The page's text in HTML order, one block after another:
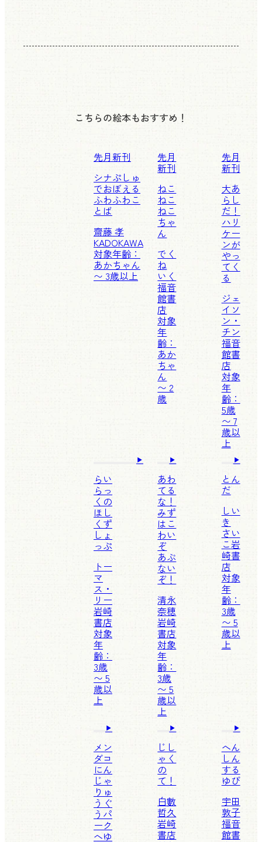
こちらの絵本もおすすめ！
先月新刊
シナぷしゅ
でおぼえる
ふわふわこ
とば
齋藤 孝
KADOKAWA
対象年齢：
あかちゃん
〜 3歳以上
先月
新刊
ねこ
ねこ
ねこ
ちゃ
ん
でく
ね
いく
福音
館書
店
対象
年
齢：
あか
ちゃ
ん
〜 2
歳
先月
新刊
大あ
らし
だ！
ハリ
ケー
ンが
やっ
てく
る
ジェ
イソ
ン・
チン
福音
館書
店
対象
年
齢：
5歳
〜 7
歳以
上
らい
らっ
くの
ほし
くず
しょ
っぷ
トー
マ
ス・
リー
岩崎
書店
対象
年
齢：
3歳
〜 5
歳以
上
あわ
てる
な！
みず
はこ
わい
ぞ
あぶ
ない
ぞ！
清永
奈穂
岩崎
書店
対象
年
齢：
3歳
〜 5
歳以
上
とん
だ
しい
き
さい
こ岩
崎書
店
対象
年
齢：
3歳
〜 5
歳以
上
メン
ダコ
にん
じゃ
りゅ
うぐ
うパ
ーク
へゆ
じし
ゃく
の
て！
白數
哲久
岩崎
書店
へん
しん
する
ゆび
宇田
敦子
福音
館書